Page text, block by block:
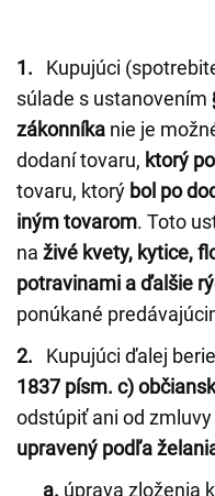
1.
Kupujúci
súlade s ustanovením
zákonníka nie je
dodaní tovaru, ktorý
tovaru, ktorý bol po
iným tovarom. Toto
na živé kvety, kytice,
potravinami a ďalšie
ponúkané
2. Kupujúci ďalej
1837 písm. c)
odstúpiť ani od
upravený podľa
a. úprava zloženia